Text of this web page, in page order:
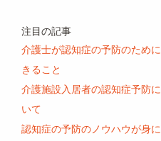
注目の記事
介護士が認知症の予防のため
きること
介護施設入居者の認知症予防
いて
認知症の予防のノウハウが身